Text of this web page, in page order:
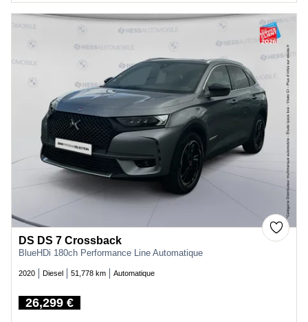
DS DS 7 Crossback
BlueHDi 180ch Performance Line Automatique
2020 Diesel 51,778 km Automatique
Price
26,299 €